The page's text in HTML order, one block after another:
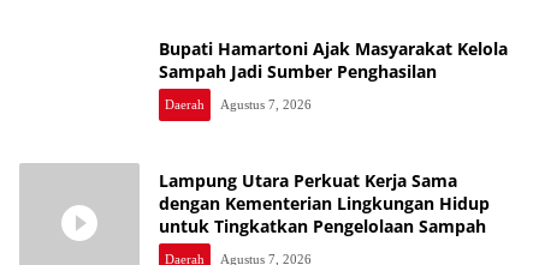
Bupati Hamartoni Ajak Masyarakat Kelola
Sampah Jadi Sumber Penghasilan
Daerah Agustus 7, 2026
Lampung Utara Perkuat Kerja Sama
dengan Kementerian Lingkungan Hidup
untuk Tingkatkan Pengelolaan Sampah
Daerah Agustus 7, 2026